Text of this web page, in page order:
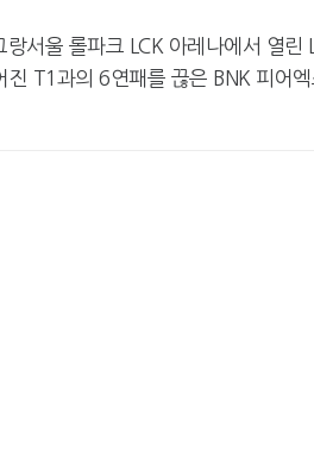
서울 롤파크 LCK 아레나에서 열
T1과의 6연패를 끊은 BNK 피어